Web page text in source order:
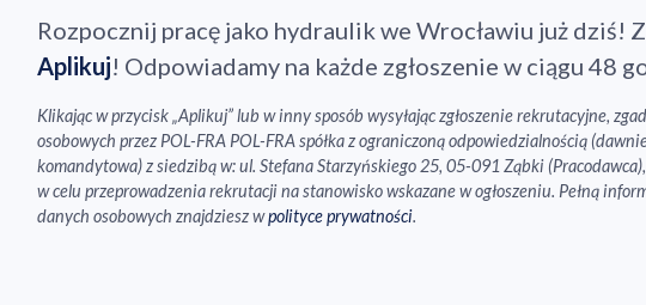
Rozpocznij pracę jako hydraulik we Wrocławiu już dziś!
Aplikuj! Odpowiadamy na każde zgłoszenie w ciągu 48
Klikając w przycisk „Aplikuj” lub w inny sposób wysyłając zgłoszenie rekrutacyjne,
osobowych przez POL-FRA POL-FRA spółka z ograniczoną odpowiedzialnością
komandytowa) z siedzibą w: ul. Stefana Starzyńskiego 25, 05-091 Ząbki
w celu przeprowadzenia rekrutacji na stanowisko wskazane w ogłoszeniu. Pełną
danych osobowych znajdziesz wpolityce prywatności.